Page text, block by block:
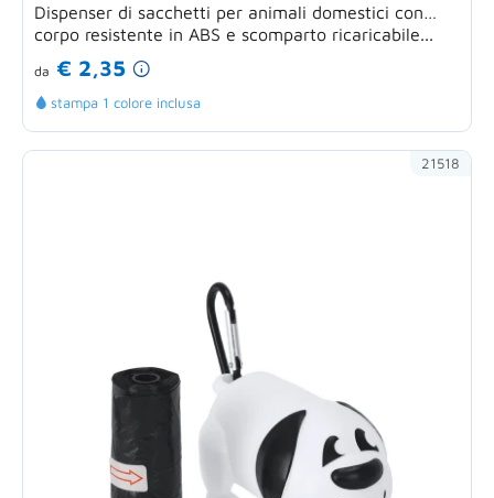
Dispenser di sacchetti per animali domestici con
corpo resistente in ABS e scomparto ricaricabile...
da € 2,35
stampa 1 colore inclusa
21518